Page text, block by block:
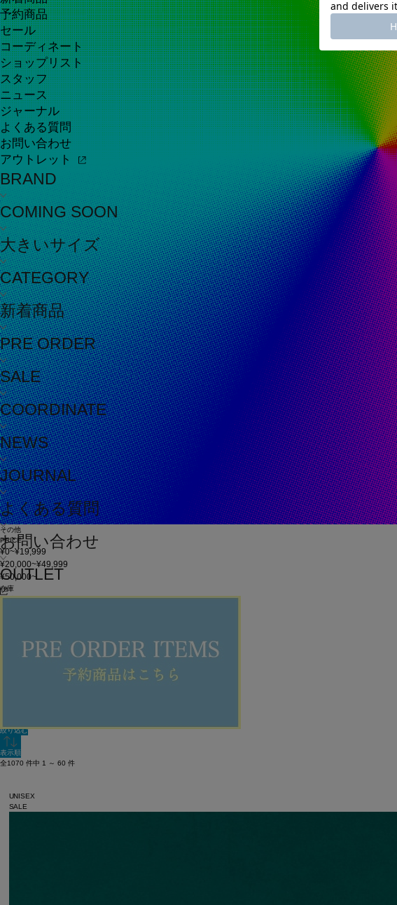
予約商品
セール
コーディネート
ショップリスト
スタッフ
ニュース
ジャーナル
よくある質問
お問い合わせ
アウトレット
BRAND
COMING SOON
大きいサイズ
CATEGORY
新着商品
PRE ORDER
SALE
COORDINATE
NEWS
JOURNAL
よくある質問
お問い合わせ
OUTLET
その他
PRICE
¥0~¥19,999
¥20,000~¥49,999
¥50,000~
在庫
在庫なしを含む
絞り込む
表示順
全1070 件中 1 ～ 60 件
UNISEX
SALE